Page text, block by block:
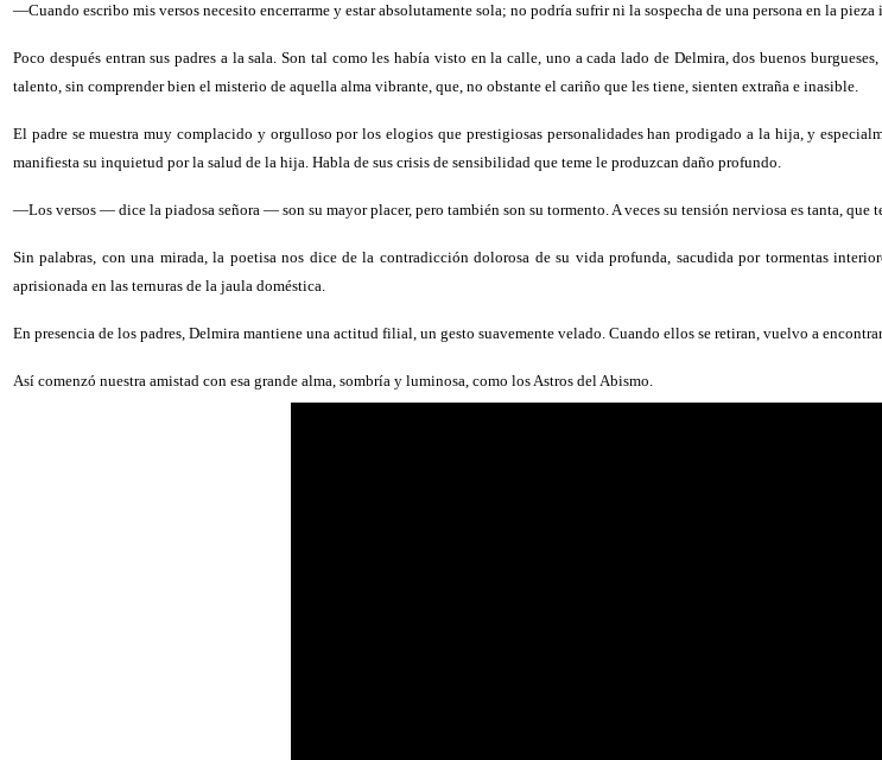
—Cuando escribo mis versos necesito encerrarme y estar absolutamente sola; no podría sufrir ni la sospecha de una persona en la pieza
Poco después entran sus padres a la sala. Son tal como les había visto en la calle, uno a cada lado de Delmira, dos buenos
talento, sin comprender bien el misterio de aquella alma vibrante, que, no obstante el cariño que les tiene, sienten extraña e inasible.
El padre se muestra muy complacido y orgulloso por los elogios que prestigiosas personalidades han prodigado a la hija, y
manifiesta su inquietud por la salud de la hija. Habla de sus crisis de sensibilidad que teme le produzcan daño profundo.
—Los versos — dice la piadosa señora — son su mayor placer, pero también son su tormento. A veces su tensión nerviosa es tanta, que
Sin palabras, con una mirada, la poetisa nos dice de la contradicción dolorosa de su vida profunda, sacudida por tormentas
aprisionada en las ternuras de la jaula doméstica.
En presencia de los padres, Delmira mantiene una actitud filial, un gesto suavemente velado. Cuando ellos se retiran, vuelvo a
Así comenzó nuestra amistad con esa grande alma, sombría y luminosa, como los Astros del Abismo.